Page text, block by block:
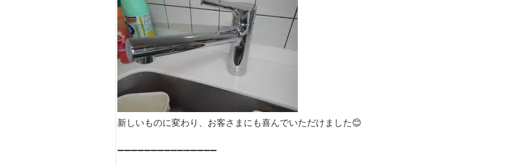
新しいものに変わり、お客さまにも喜んでいただけました😊
➖➖➖➖➖➖➖➖➖➖➖➖➖➖➖